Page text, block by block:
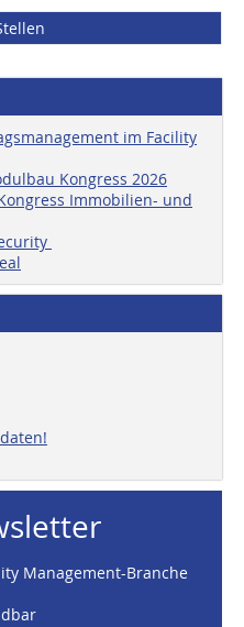
im Facility
Kongress 2026
Immobilien- und
Management-Branche